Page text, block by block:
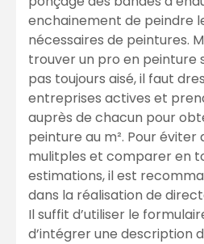
enchainement de peindre
nécessaires de peintures.
trouver un pro en peinture
pas toujours aisé, il faut
entreprises actives et
auprès de chacun pour
peinture au m². Pour
mulitples et comparer en
estimations, il est
dans la réalisation de
Il suffit d’utiliser le
d’intégrer une description